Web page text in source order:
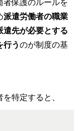
者保護のルールを
派遣労働者の職業
遣先が必要とする
行うのが制度の基
特定すると、